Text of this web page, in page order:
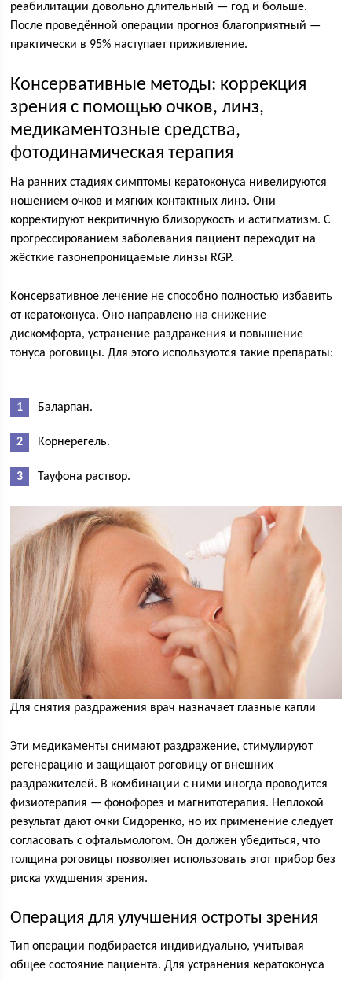
реабилитации довольно длительный — год и больше.
После проведённой операции прогноз благоприятный —
практически в 95% наступает приживление.
Консервативные методы: коррекция
зрения с помощью очков, линз,
медикаментозные средства,
фотодинамическая терапия
На ранних стадиях симптомы кератоконуса нивелируются
ношением очков и мягких контактных линз. Они
корректируют некритичную близорукость и астигматизм. С
прогрессированием заболевания пациент переходит на
жёсткие газонепроницаемые линзы RGP.
Консервативное лечение не способно полностью избавить
от кератоконуса. Оно направлено на снижение
дискомфорта, устранение раздражения и повышение
тонуса роговицы. Для этого используются такие препараты:
Баларпан.
Корнерегель.
Тауфона раствор.
Для снятия раздражения врач назначает глазные капли
Эти медикаменты снимают раздражение, стимулируют
регенерацию и защищают роговицу от внешних
раздражителей. В комбинации с ними иногда проводится
физиотерапия — фонофорез и магнитотерапия. Неплохой
результат дают очки Сидоренко, но их применение следует
согласовать с офтальмологом. Он должен убедиться, что
толщина роговицы позволяет использовать этот прибор без
риска ухудшения зрения.
Операция для улучшения остроты зрения
Тип операции подбирается индивидуально, учитывая
общее состояние пациента. Для устранения кератоконуса